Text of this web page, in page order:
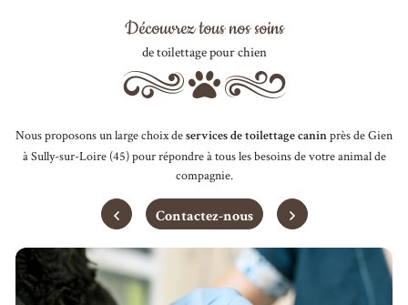
Une
Découvrez tous nos soins
de toilettage pour chien
Nous proposons un large choix de services de toilettage canin près de Gien
à Sully-sur-Loire (45) pour répondre à tous les besoins de votre animal de
compagnie.
Contactez-nous